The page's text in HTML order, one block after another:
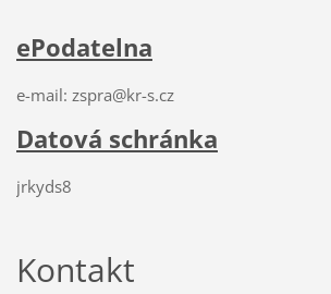
ePodatelna
e-mail: zspra@kr-s.cz
Datová schránka
jrkyds8
Kontakt